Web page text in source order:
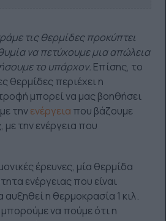
τις θερμίδες προκύπτει
να πετύχουμε μια απώλεια
το υπάρχον. Επίσης, το
θερμίδες περιέχει η
μπορεί να μας βοηθήσει
τηνενέργεια που βάζουμε
την ενέργεια που
έρευνες, μία θερμίδα
ενέργειας που είναι
η θερμοκρασία 1 κιλ.
να πούμε ότι η